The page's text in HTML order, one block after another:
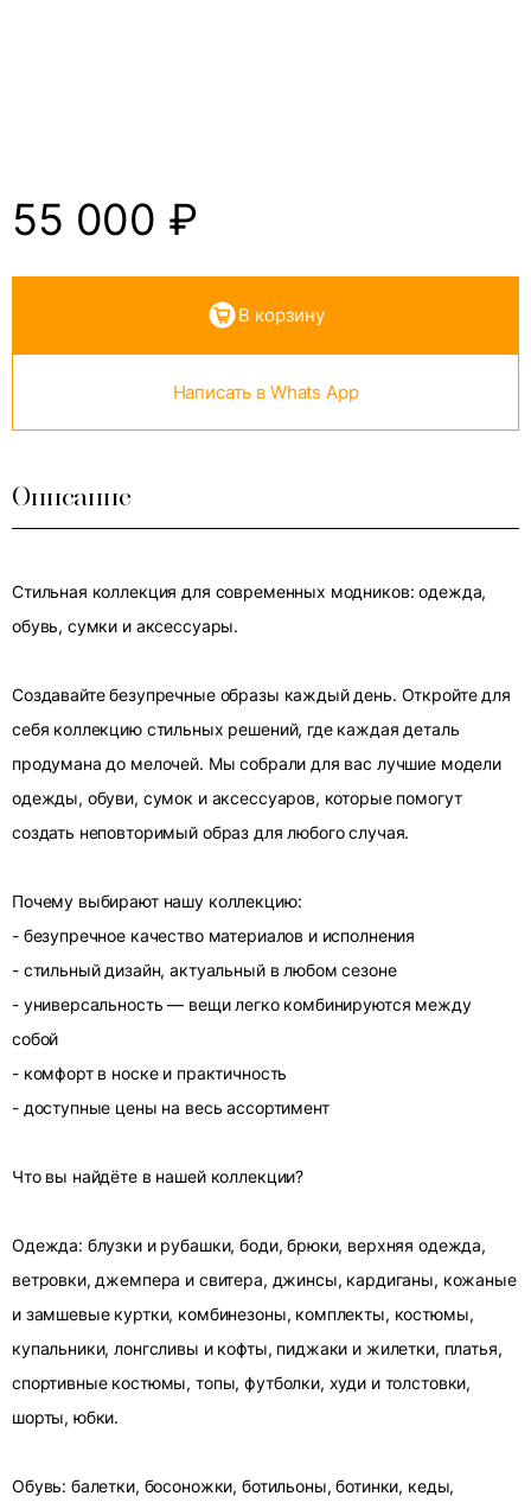
55 000 ₽
В корзину
Написать в Whats App
Описание
Стильная коллекция для современных модников: одежда,
обувь, сумки и аксессуары.
Создавайте безупречные образы каждый день. Откройте для
себя коллекцию стильных решений, где каждая деталь
продумана до мелочей. Мы собрали для вас лучшие модели
одежды, обуви, сумок и аксессуаров, которые помогут
создать неповторимый образ для любого случая.
Почему выбирают нашу коллекцию:
- безупречное качество материалов и исполнения
- стильный дизайн, актуальный в любом сезоне
- универсальность — вещи легко комбинируются между
собой
- комфорт в носке и практичность
- доступные цены на весь ассортимент
Что вы найдёте в нашей коллекции?
Одежда: блузки и рубашки, боди, брюки, верхняя одежда,
ветровки, джемпера и свитера, джинсы, кардиганы, кожаные
и замшевые куртки, комбинезоны, комплекты, костюмы,
купальники, лонгсливы и кофты, пиджаки и жилетки, платья,
спортивные костюмы, топы, футболки, худи и толстовки,
шорты, юбки.
Обувь: балетки, босоножки, ботильоны, ботинки, кеды,